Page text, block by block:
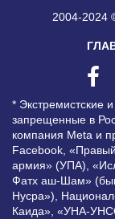
2004-2024
* Экстремистские
запрещенные в
компания Meta и
Facebook, «Правый
армия» (УПА),
Фатх аш-Шам»
Нусра»),
Каида», «УНА-